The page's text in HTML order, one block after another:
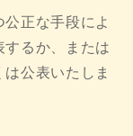
正な手段によ
するか、または
公表いたしま